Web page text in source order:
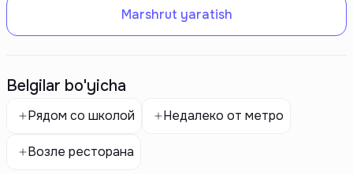
Marshrut yaratish
Belgilar bo'yicha
Рядом со школой Недалеко от метро
Возле ресторана